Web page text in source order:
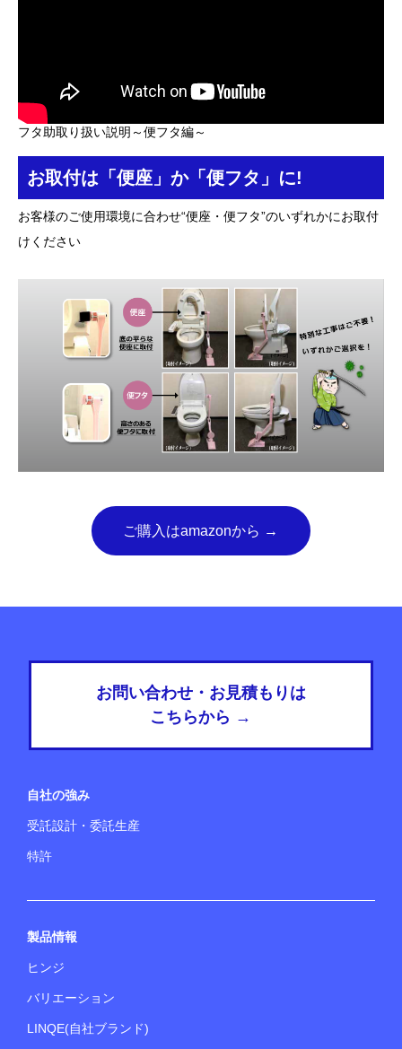
フタ助取り扱い説明～便フタ編～
お取付は「便座」か「便フタ」に!
お客様のご使用環境に合わせ“便座・便フタ”のいずれかにお取付
けください
ご購入はamazonから →
お問い合わせ・お見積もりは
こちらから →
自社の強み
受託設計・委託生産
特許
製品情報
ヒンジ
バリエーション
LINQE(自社ブランド)